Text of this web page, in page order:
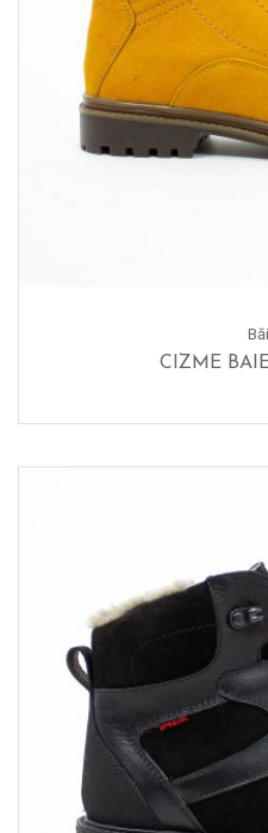
CIZME